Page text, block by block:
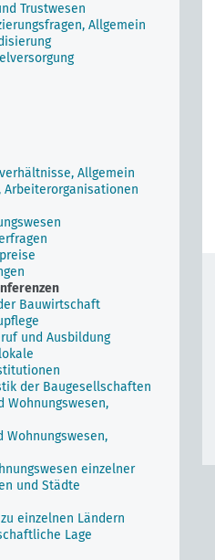
Trustwesen
Allgemein
Allgemein
Arbeiterorganisationen
Bauwirtschaft
und Ausbildung
der Baugesellschaften
Wohnungswesen,
Wohnungswesen,
einzelner
und Städte
einzelnen Ländern
Lage